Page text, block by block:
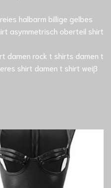
halbarm billige gelbes
asymmetrisch oberteil shirt
damen rock t shirts damen t
shirt damen t shirt weiß